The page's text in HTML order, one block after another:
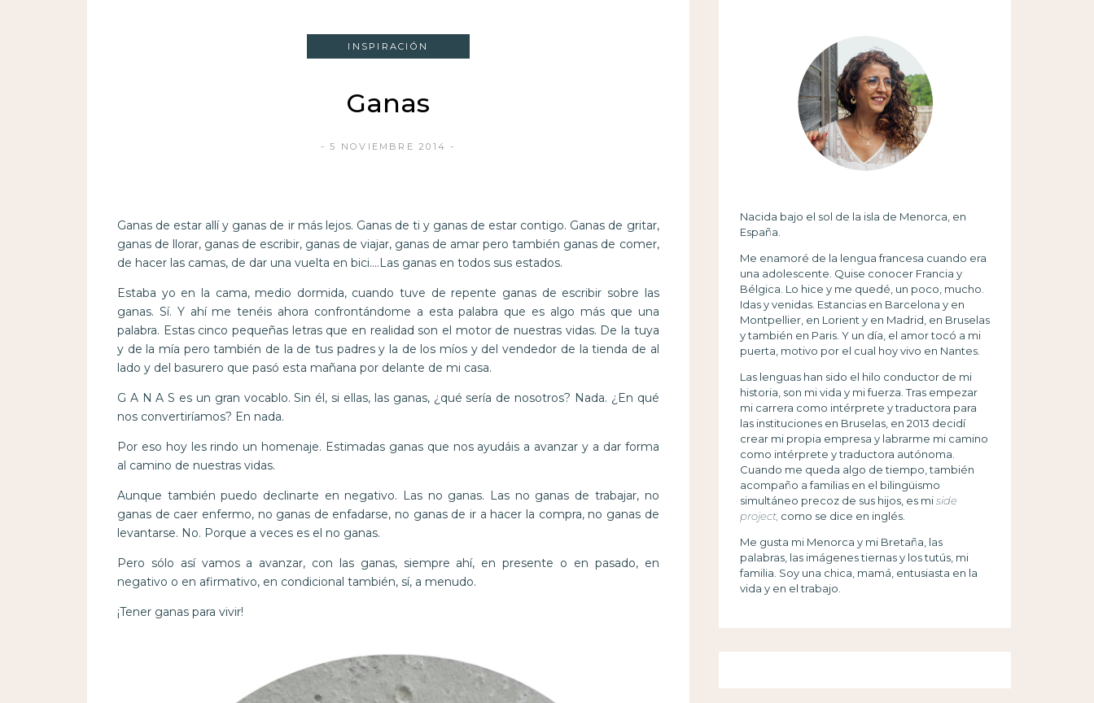
INSPIRACIÓN
Ganas
5 NOVIEMBRE 2014
Ganas de estar allí y ganas de ir más lejos. Ganas de ti y ganas de estar contigo. Ganas de gritar,
ganas de llorar, ganas de escribir, ganas de viajar, ganas de amar pero también ganas de comer,
de hacer las camas, de dar una vuelta en bici….Las ganas en todos sus estados.
Estaba yo en la cama, medio dormida, cuando tuve de repente ganas de escribir sobre las
ganas. Sí. Y ahí me tenéis ahora confrontándome a esta palabra que es algo más que una
palabra. Estas cinco pequeñas letras que en realidad son el motor de nuestras vidas. De la tuya
y de la mía pero también de la de tus padres y la de los míos y del vendedor de la tienda de al
lado y del basurero que pasó esta mañana por delante de mi casa.
G A N A S es un gran vocablo. Sin él, si ellas, las ganas, ¿qué sería de nosotros? Nada. ¿En qué
nos convertiríamos? En nada.
Por eso hoy les rindo un homenaje. Estimadas ganas que nos ayudáis a avanzar y a dar forma
al camino de nuestras vidas.
Aunque también puedo declinarte en negativo. Las no ganas. Las no ganas de trabajar, no
ganas de caer enfermo, no ganas de enfadarse, no ganas de ir a hacer la compra, no ganas de
levantarse. No. Porque a veces es el no ganas.
Pero sólo así vamos a avanzar, con las ganas, siempre ahí, en presente o en pasado, en
negativo o en afirmativo, en condicional también, sí, a menudo.
¡Tener ganas para vivir!
Nacida bajo el sol de la isla de Menorca, en
España.
Me enamoré de la lengua francesa cuando era
una adolescente. Quise conocer Francia y
Bélgica. Lo hice y me quedé, un poco, mucho.
Idas y venidas. Estancias en Barcelona y en
Montpellier, en Lorient y en Madrid, en Bruselas
y también en Paris. Y un día, el amor tocó a mi
puerta, motivo por el cual hoy vivo en Nantes.
Las lenguas han sido el hilo conductor de mi
historia, son mi vida y mi fuerza. Tras empezar
mi carrera como intérprete y traductora para
las instituciones en Bruselas, en 2013 decidí
crear mi propia empresa y labrarme mi camino
como intérprete y traductora autónoma.
Cuando me queda algo de tiempo, también
acompaño a familias en el bilingüismo
simultáneo precoz de sus hijos, es mi side
project, como se dice en inglés.
Me gusta mi Menorca y mi Bretaña, las
palabras, las imágenes tiernas y los tutús, mi
familia. Soy una chica, mamá, entusiasta en la
vida y en el trabajo.